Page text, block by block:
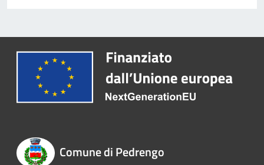
Comune di Pedrengo